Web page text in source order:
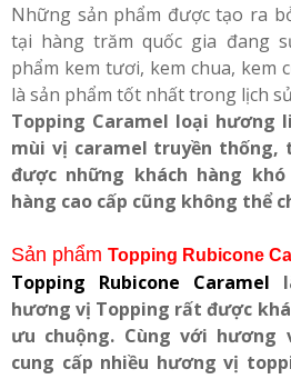
Những sản phẩm được tạo ra
tại hàng trăm quốc gia đang
phẩm kem tươi, kem chua, kem
là sản phẩm tốt nhất trong lịch
Topping Caramel loại hương
mùi vị caramel truyền thống,
được những khách hàng
hàng cao cấp cũng không thể
Sản phẩm Topping Rubicone
Topping Rubicone Caramel
hương vị Topping rất được
ưu chuộng. Cùng với hương
cung cấp nhiều hương vị